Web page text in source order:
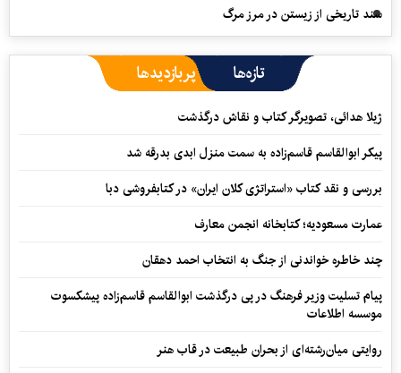
سند تاریخی از زیستن در مرز مرگ
تازه‌ها پربازدیدها
ژیلا هدائی، تصویرگر کتاب و نقاش درگذشت
پیکر ابوالقاسم قاسم‌زاده به سمت منزل ابدی بدرقه شد
بررسی و نقد کتاب «استراتژی کلان ایران» در کتابفروشی دبا
عمارت مسعودیه؛ کتابخانه انجمن معارف
چند خاطره خواندنی از جنگ به انتخاب احمد دهقان
پیام تسلیت وزیر فرهنگ در پی درگذشت ابوالقاسم قاسم‌زاده پیشکسوت
موسسه اطلاعات
روایتی میان‌رشته‌ای از بحران طبیعت در قاب هنر